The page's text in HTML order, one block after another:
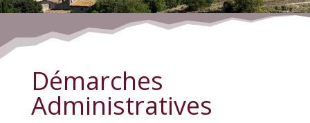
Démarches
Administratives